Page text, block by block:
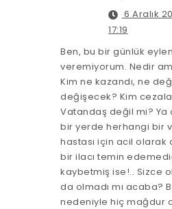
6 Aralık
17:19
Ben, bu bir günlük
veremiyorum. Nedir
Kim ne kazandı, ne
değişecek? Kim
Vatandaş değil mi? Ya
bir yerde herhangi bir
hastası için acil olarak
bir ilacı temin
kaybetmiş ise!.. Sizce
da olmadı mı acaba?
nedeniyle hiç mağdur